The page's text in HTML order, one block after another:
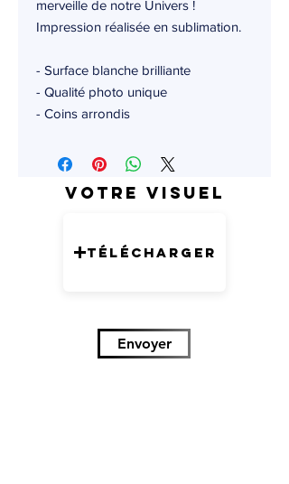
merveille de notre Univers !
Impression réalisée en sublimation.
- Surface blanche brilliante
- Qualité photo unique
- Coins arrondis
Votre visuel
Télécharger
Envoyer